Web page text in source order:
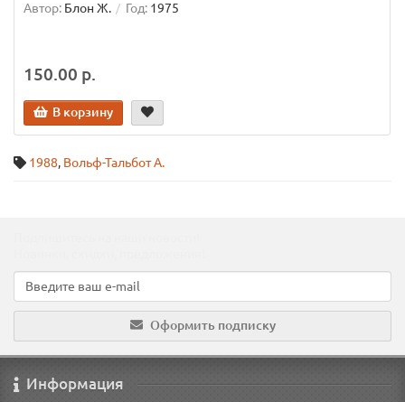
Автор: Блон Ж. Год: 1975
150.00 р.
В корзину
1988, Вольф-Тальбот А.
Оформить подписку
Информация